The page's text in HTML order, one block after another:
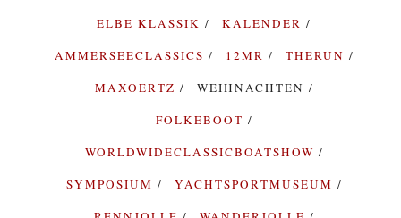
ELBE KLASSIK
KALENDER
AMMERSEECLASSICS
12MR
THERUN
MAXOERTZ
WEIHNACHTEN
FOLKEBOOT
WORLDWIDECLASSICBOATSHOW
SYMPOSIUM
YACHTSPORTMUSEUM